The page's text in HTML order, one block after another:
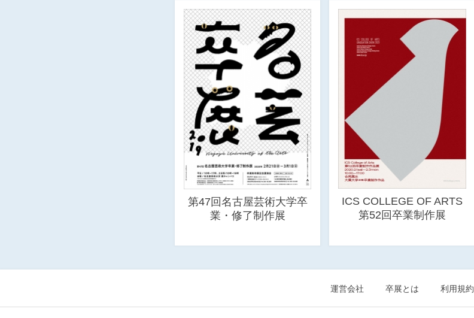
第47回名古屋芸術大学卒
業・修了制作展
ICS COLLEGE OF ARTS
第52回卒業制作展
運営会社 卒展とは 利用規約